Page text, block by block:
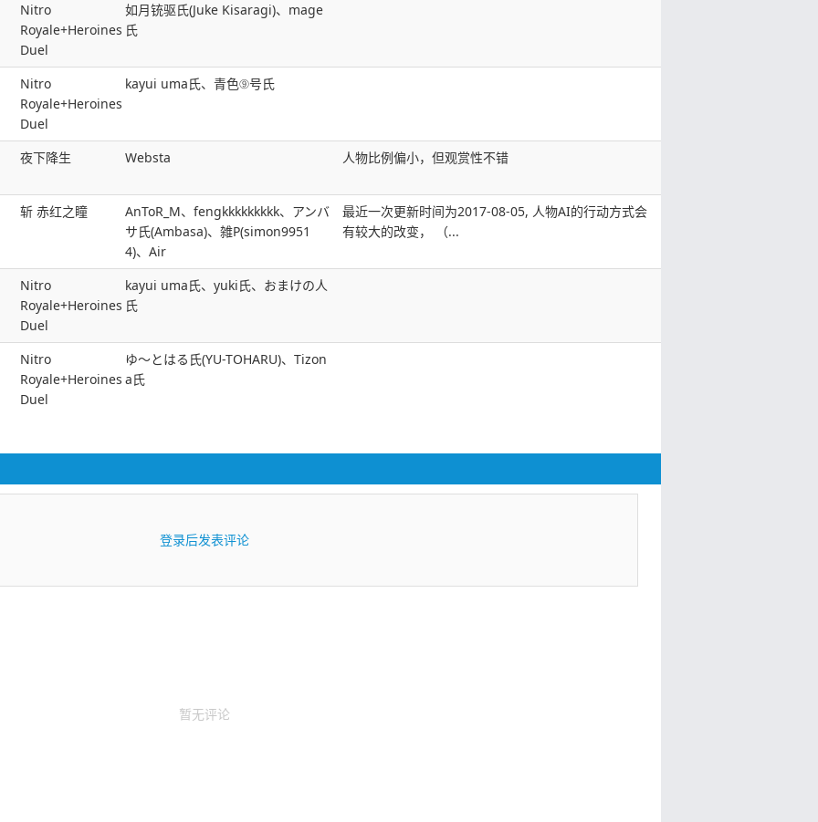
Nitro
Royale+Heroines
Duel
如月铳驱氏(Juke Kisaragi)、mage
氏
Nitro
Royale+Heroines
Duel
kayui uma氏、青色⑨号氏
夜下降生 Websta 人物比例偏小，但观赏性不错
斩 赤红之瞳
AnToR_M、fengkkkkkkkkk、アンバ
サ氏(Ambasa)、雑P(simon9951
4)、Air
最近一次更新时间为2017-08-05, 人物AI的行动方式会
有较大的改变， （...
Nitro
Royale+Heroines
Duel
kayui uma氏、yuki氏、おまけの人
氏
Nitro
Royale+Heroines
Duel
ゆ～とはる氏(YU-TOHARU)、Tizon
a氏
登录后发表评论
暂无评论